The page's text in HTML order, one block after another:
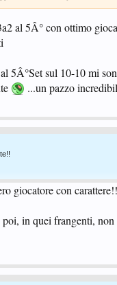
al 5Â° con ottimo
5Â°Set sul 10-10 mi
...un pazzo
giocatore con
in quei frangenti, non